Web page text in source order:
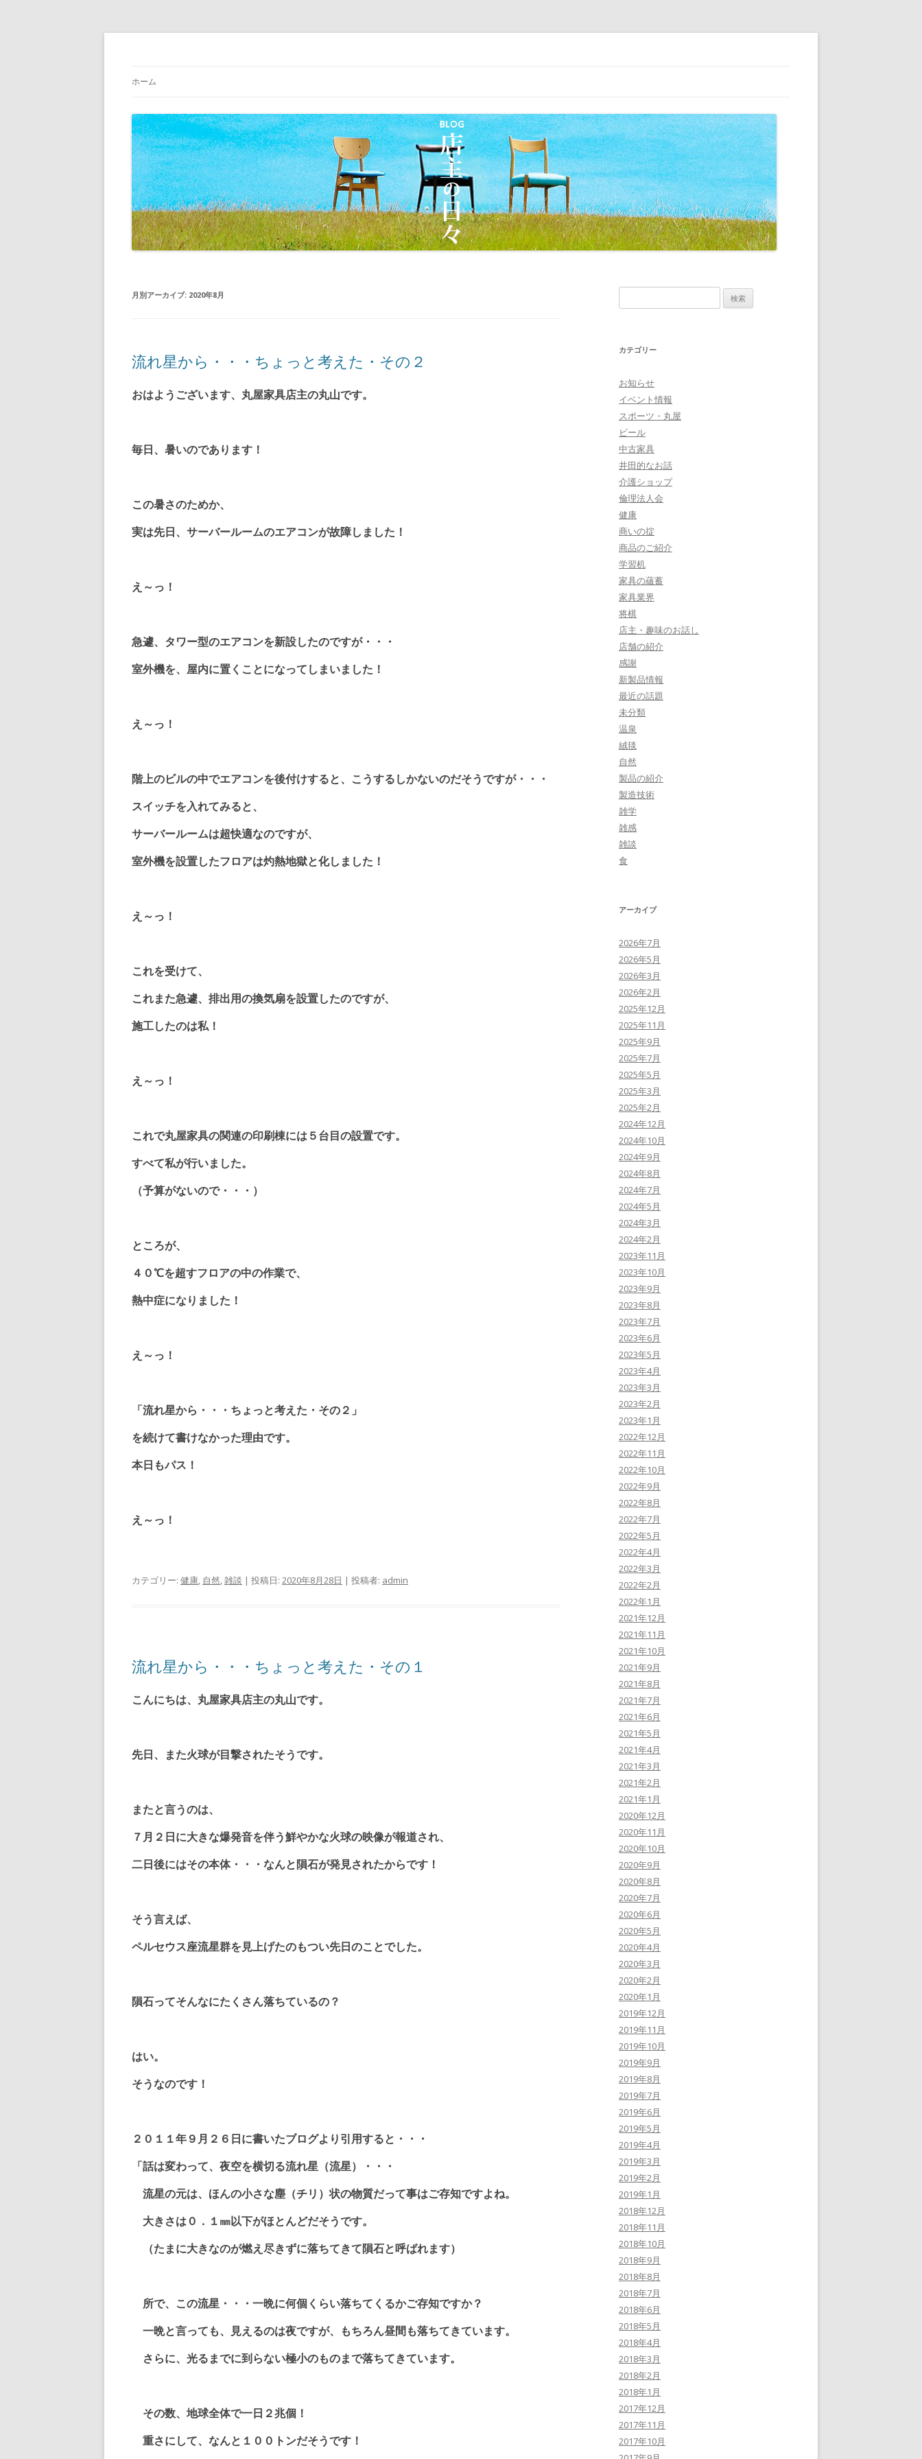
ン
ツ
へ
移
動
ホーム
月別アーカイブ: 2020年8月
流れ星から・・・ちょっと考えた・その２
おはようございます、丸屋家具店主の丸山です。
毎日、暑いのであります！
この暑さのためか、
実は先日、サーバールームのエアコンが故障しました！
え～っ！
急遽、タワー型のエアコンを新設したのですが・・・
室外機を、屋内に置くことになってしまいました！
え～っ！
階上のビルの中でエアコンを後付けすると、こうするしかないのだそうですが・・・
スイッチを入れてみると、
サーバールームは超快適なのですが、
室外機を設置したフロアは灼熱地獄と化しました！
え～っ！
これを受けて、
これまた急遽、排出用の換気扇を設置したのですが、
施工したのは私！
え～っ！
これで丸屋家具の関連の印刷棟には５台目の設置です。
すべて私が行いました。
（予算がないので・・・）
ところが、
４０℃を超すフロアの中の作業で、
熱中症になりました！
え～っ！
「流れ星から・・・ちょっと考えた・その２」
を続けて書けなかった理由です。
本日もパス！
え～っ！
カテゴリー: 健康, 自然,雑談 | 投稿日: 2020年8月28日 | 投稿者: admin
流れ星から・・・ちょっと考えた・その１
こんにちは、丸屋家具店主の丸山です。
先日、また火球が目撃されたそうです。
またと言うのは、
７月２日に大きな爆発音を伴う鮮やかな火球の映像が報道され、
二日後にはその本体・・・なんと隕石が発見されたからです！
そう言えば、
ペルセウス座流星群を見上げたのもつい先日のことでした。
隕石ってそんなにたくさん落ちているの？
はい。
そうなのです！
２０１１年９月２６日に書いたブログより引用すると・・・
「話は変わって、夜空を横切る流れ星（流星）・・・
流星の元は、ほんの小さな塵（チリ）状の物質だって事はご存知ですよね。
大きさは０．１㎜以下がほとんどだそうです。
（たまに大きなのが燃え尽きずに落ちてきて隕石と呼ばれます）
所で、この流星・・・一晩に何個くらい落ちてくるかご存知ですか？
一晩と言っても、見えるのは夜ですが、もちろん昼間も落ちてきています。
さらに、光るまでに到らない極小のものまで落ちてきています。
その数、地球全体で一日２兆個！
重さにして、なんと１００トンだそうです！
索
カテゴリー
お知らせ
イベント情報
スポーツ・丸屋
ビール
中古家具
井田的なお話
介護ショップ
倫理法人会
健康
商いの掟
商品のご紹介
学習机
家具の蘊蓄
家具業界
将棋
店主・趣味のお話し
店舗の紹介
感謝
新製品情報
最近の話題
未分類
温泉
絨毯
自然
製品の紹介
製造技術
雑学
雑感
雑談
食
アーカイブ
2026年7月
2026年5月
2026年3月
2026年2月
2025年12月
2025年11月
2025年9月
2025年7月
2025年5月
2025年3月
2025年2月
2024年12月
2024年10月
2024年9月
2024年8月
2024年7月
2024年5月
2024年3月
2024年2月
2023年11月
2023年10月
2023年9月
2023年8月
2023年7月
2023年6月
2023年5月
2023年4月
2023年3月
2023年2月
2023年1月
2022年12月
2022年11月
2022年10月
2022年9月
2022年8月
2022年7月
2022年5月
2022年4月
2022年3月
2022年2月
2022年1月
2021年12月
2021年11月
2021年10月
2021年9月
2021年8月
2021年7月
2021年6月
2021年5月
2021年4月
2021年3月
2021年2月
2021年1月
2020年12月
2020年11月
2020年10月
2020年9月
2020年8月
2020年7月
2020年6月
2020年5月
2020年4月
2020年3月
2020年2月
2020年1月
2019年12月
2019年11月
2019年10月
2019年9月
2019年8月
2019年7月
2019年6月
2019年5月
2019年4月
2019年3月
2019年2月
2019年1月
2018年12月
2018年11月
2018年10月
2018年9月
2018年8月
2018年7月
2018年6月
2018年5月
2018年4月
2018年3月
2018年2月
2018年1月
2017年12月
2017年11月
2017年10月